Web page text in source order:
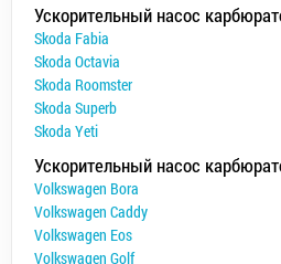
Ускорительный насос
Skoda Fabia
Skoda Octavia
Skoda Roomster
Skoda Superb
Skoda Yeti
Ускорительный насос
Volkswagen Bora
Volkswagen Caddy
Volkswagen Eos
Volkswagen Golf